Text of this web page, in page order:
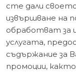
сте дали
извършване на
обработват за
услугата,
съдържание за
промоции,